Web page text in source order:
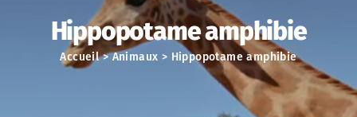
Hippopotame amphibie
Accueil>Animaux > Hippopotame amphibie